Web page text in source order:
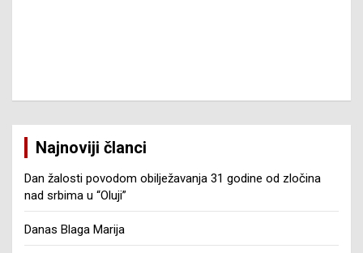
Najnoviji članci
Dan žalosti povodom obilježavanja 31 godine od zločina
nad srbima u “Oluji”
Danas Blaga Marija